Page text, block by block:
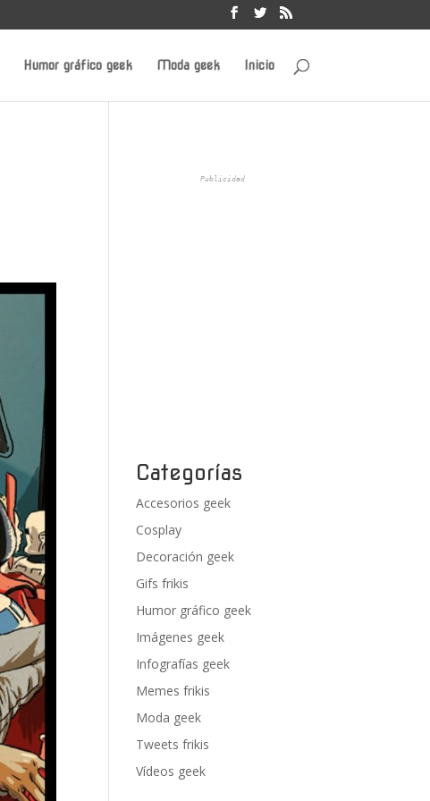
Humor gráfico geek Moda geek Inicio
Publicidad
Categorías
Accesorios geek
Cosplay
Decoración geek
Gifs frikis
Humor gráfico geek
Imágenes geek
Infografías geek
Memes frikis
Moda geek
Tweets frikis
Vídeos geek